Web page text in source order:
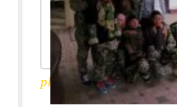
photo_2017-03-27_06-54-